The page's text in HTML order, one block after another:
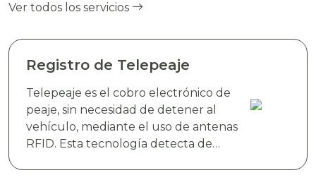
Ver todos los servicios
Registro de Telepeaje
Telepeaje es el cobro electrónico de
peaje, sin necesidad de detener al
vehículo, mediante el uso de antenas
RFID. Esta tecnología detecta de